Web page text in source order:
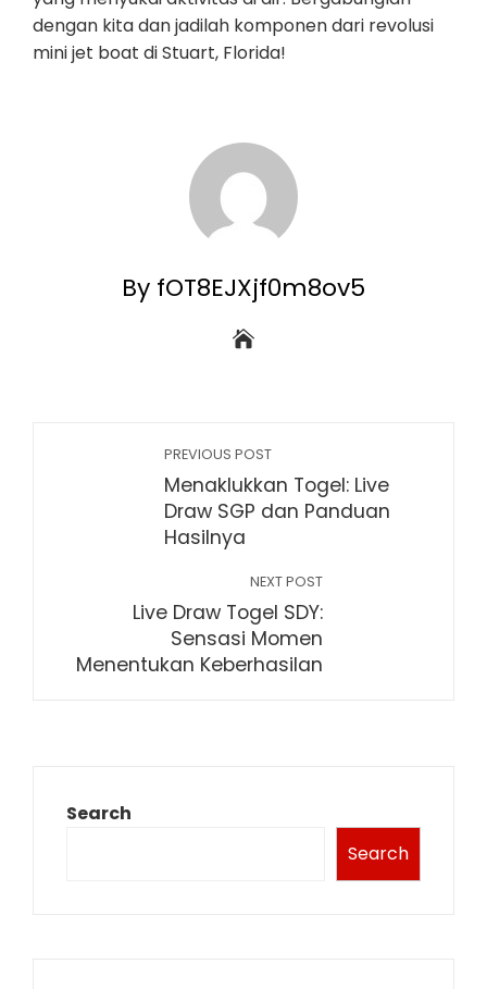
dengan kita dan jadilah komponen dari revolusi
mini jet boat di Stuart, Florida!
By fOT8EJXjf0m8ov5
PREVIOUS POST
Menaklukkan Togel: Live
Draw SGP dan Panduan
Hasilnya
NEXT POST
Live Draw Togel SDY:
Sensasi Momen
Menentukan Keberhasilan
Search
Search